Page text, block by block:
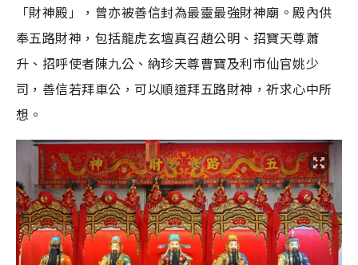
「財神殿」，曾亦被善信封為最靈最強財神廟。殿內供
奉五路財神，包括龍虎玄壇真召趙公明、招寶天尊蕭
升、招呼使者陳九公、納珍天尊曹寶及利市仙官姚少
司，善信若拜車公，可以順道拜五路財神，祈求心中所
想。